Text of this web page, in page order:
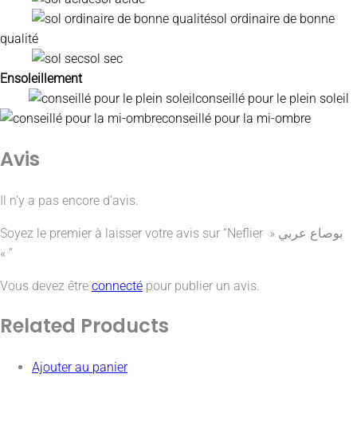
sol ordinaire de bonne
qualité
sol sec
Ensoleillement
conseillé pour le plein soleil
conseillé pour la mi-ombre
Avis
Il n’y a pas encore d’avis.
Soyez le premier à laisser votre avis sur “Neflier » بوصاع عربي
« ”
Vous devez être connecté pour publier un avis.
Related Products
Ajouter au panier